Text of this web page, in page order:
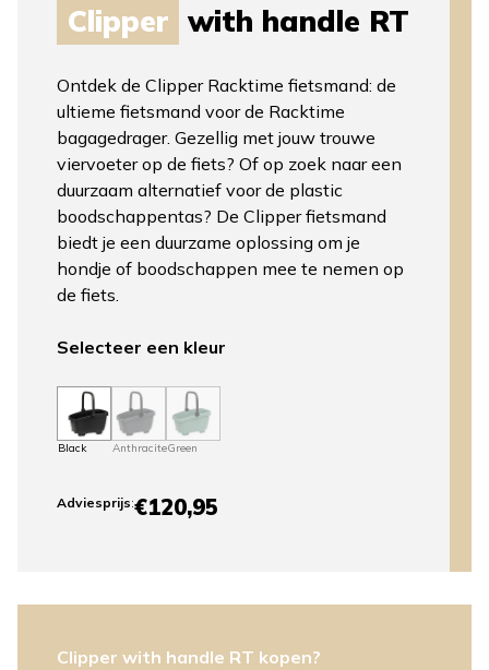
Clipper with handle RT
Ontdek de Clipper Racktime fietsmand: de
ultieme fietsmand voor de Racktime
bagagedrager. Gezellig met jouw trouwe
viervoeter op de fiets? Of op zoek naar een
duurzaam alternatief voor de plastic
boodschappentas? De Clipper fietsmand
biedt je een duurzame oplossing om je
hondje of boodschappen mee te nemen op
de fiets.
Selecteer een kleur
Black AnthraciteGreen
Adviesprijs:€120,95
Clipper with handle RT kopen?